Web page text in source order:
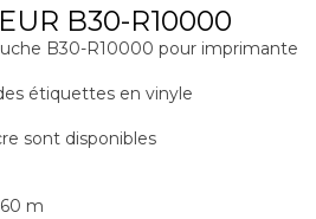
B30-R10000
B30-R10000 pour imprimante
étiquettes en vinyle
sont disponibles
m